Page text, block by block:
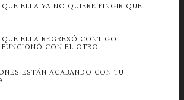
QUE ELLA YA NO QUIERE FINGIR QUE
QUE ELLA REGRESÓ CONTIGO
CON EL OTRO
ESTÁN ACABANDO CON TU